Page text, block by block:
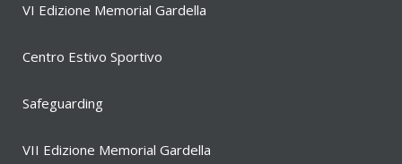
VI Edizione Memorial Gardella
Centro Estivo Sportivo
Safeguarding
VII Edizione Memorial Gardella